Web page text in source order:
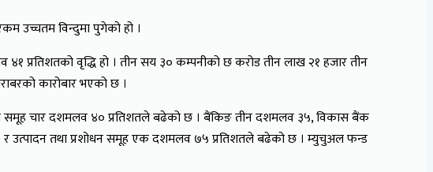
उच्चतम विन्दुमा पुगेको हो ।
वृद्धि हो । तीन सय ३० कम्पनीको छ करोड तीन लाख २१ हजार तीन
कारोबार भएको छ ।
समूह चार दशमलव ४० प्रतिशतले बढेको छ । बैंकिङ तीन दशमलव ३५, विकास बैंक
उत्पादन तथा प्रशोधन समूह एक दशमलव ७५ प्रतिशतले बढेको छ । म्युचुअल फन्ड